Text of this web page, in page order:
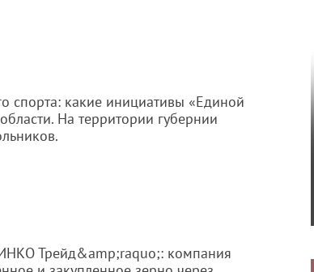
спорта: какие инициативы «Единой
На территории губернии
Трейд&amp;raquo;: компания